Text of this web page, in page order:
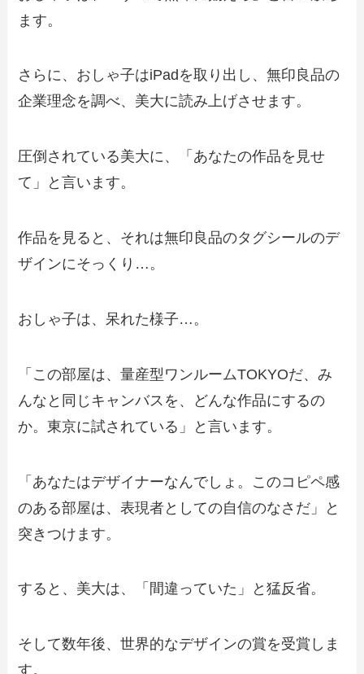
ます。
さらに、おしゃ子はiPadを取り出し、無印良品の
企業理念を調べ、美大に読み上げさせます。
圧倒されている美大に、「あなたの作品を見せ
て」と言います。
作品を見ると、それは無印良品のタグシールのデ
ザインにそっくり…。
おしゃ子は、呆れた様子…。
「この部屋は、量産型ワンルームTOKYOだ、み
んなと同じキャンバスを、どんな作品にするの
か。東京に試されている」と言います。
「あなたはデザイナーなんでしょ。このコピペ感
のある部屋は、表現者としての自信のなさだ」と
突きつけます。
すると、美大は、「間違っていた」と猛反省。
そして数年後、世界的なデザインの賞を受賞しま
す。